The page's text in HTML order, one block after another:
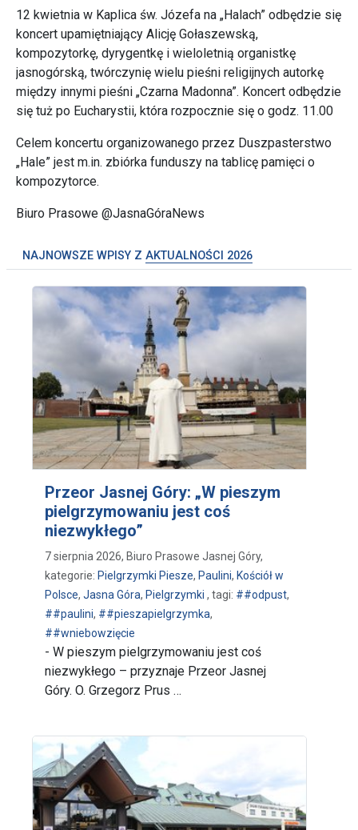
12 kwietnia w Kaplica św. Józefa na „Halach” odbędzie się
koncert upamiętniający Alicję Gołaszewską,
kompozytorkę, dyrygentkę i wieloletnią organistkę
jasnogórską, twórczynię wielu pieśni religijnych autorkę
między innymi pieśni „Czarna Madonna”. Koncert odbędzie
się tuż po Eucharystii, która rozpocznie się o godz. 11.00
Celem koncertu organizowanego przez Duszpasterstwo
„Hale” jest m.in. zbiórka funduszy na tablicę pamięci o
kompozytorce.
Biuro Prasowe @JasnaGóraNews
NAJNOWSZE WPISY Z AKTUALNOŚCI 2026
Przeor Jasnej Góry: „W pieszym
pielgrzymowaniu jest coś
niezwykłego”
7 sierpnia 2026, Biuro Prasowe Jasnej Góry,
kategorie: Pielgrzymki Piesze, Paulini, Kościół w
Polsce, Jasna Góra, Pielgrzymki , tagi: ##odpust,
##paulini, ##pieszapielgrzymka,
##wniebowzięcie
- W pieszym pielgrzymowaniu jest coś
niezwykłego – przyznaje Przeor Jasnej
Góry. O. Grzegorz Prus …